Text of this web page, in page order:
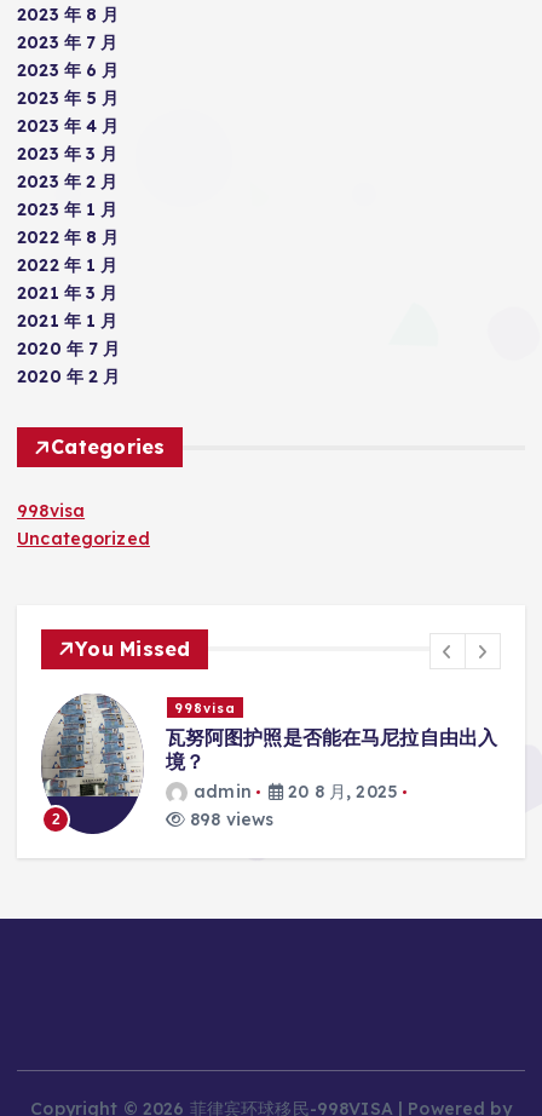
2023 年 8 月
2023 年 7 月
2023 年 6 月
2023 年 5 月
2023 年 4 月
2023 年 3 月
2023 年 2 月
2023 年 1 月
2022 年 8 月
2022 年 1 月
2021 年 3 月
2021 年 1 月
2020 年 7 月
2020 年 2 月
Categories
998visa
Uncategorized
You Missed
3
998visa
瓦努阿图护照是否能在马尼拉使用国际
学校的注册？
admin
20 8 月, 2025
813 views
Copyright © 2026 菲律宾环球移民-998VISA | Powered by